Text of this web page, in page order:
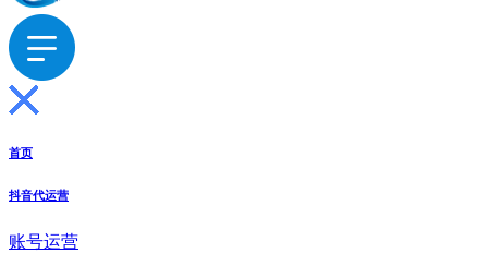
首页
抖音代运营
账号运营